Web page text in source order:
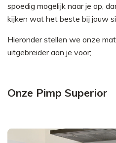
spoedig mogelijk naar je op,
kijken wat het beste bij jouw
Hieronder stellen we onze
uitgebreider aan je voor;
Onze Pimp Superior